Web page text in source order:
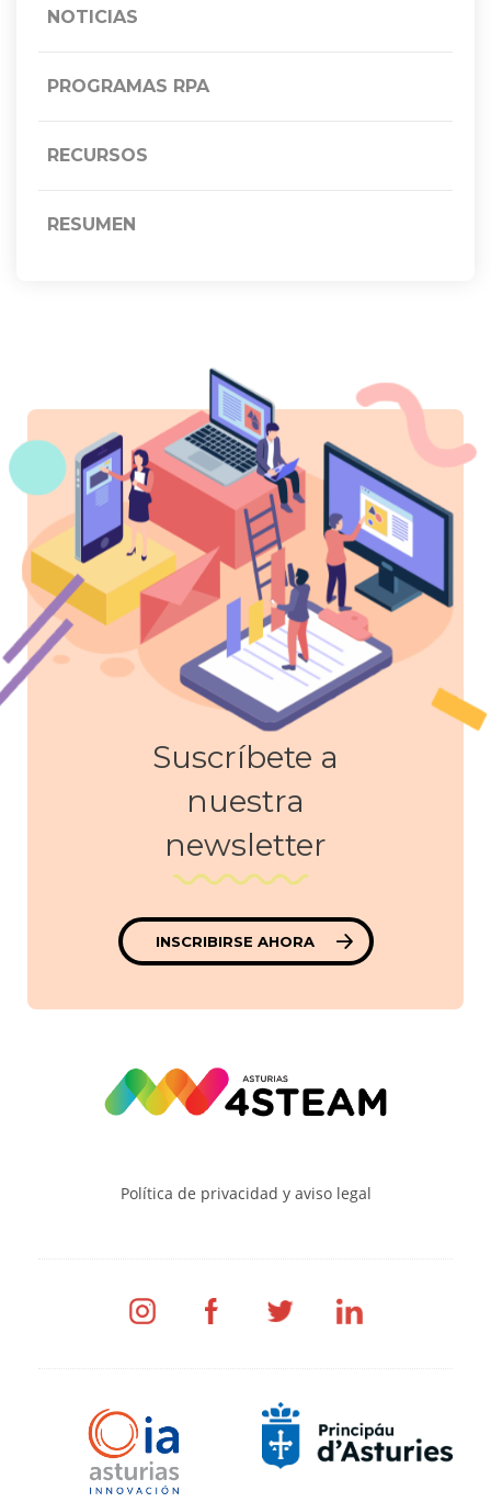
NOTICIAS
PROGRAMAS RPA
RECURSOS
RESUMEN
Suscríbete a
nuestra
newsletter
INSCRIBIRSE AHORA
Política de privacidad y aviso legal